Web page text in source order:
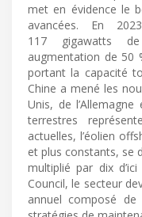
met en évidence le
avancées. En
117 gigawatts
augmentation de 50
portant la capacité
Chine a mené les
Unis, de
terrestres
actuelles, l’éolien
et plus constants, se
multiplié par dix
Council, le secteur
annuel composé